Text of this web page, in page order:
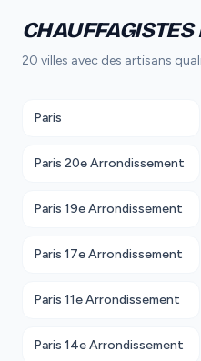
CHAUFFAGISTES
20 villes avec des artisans
Paris
Paris 20e Arrondissement
Paris 19e Arrondissement
Paris 17e Arrondissement
Paris 11e Arrondissement
Paris 14e Arrondissement